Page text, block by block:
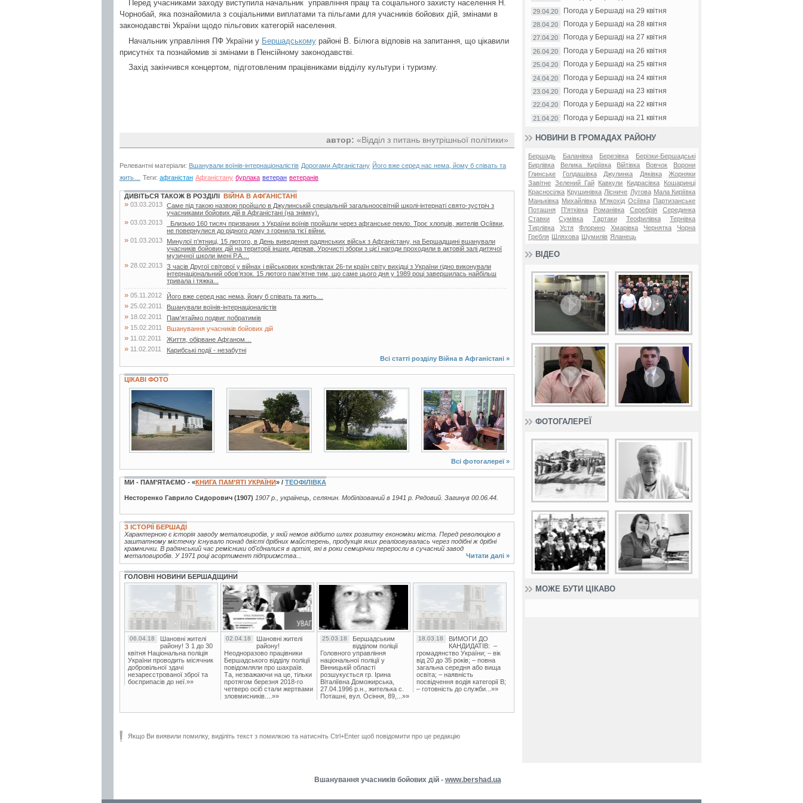
Перед учасниками заходу виступила начальник управління праці та соціального захисту населення Н.
Чорнобай, яка познайомила з соціальними виплатами та пільгами для учасників бойових дій, змінами в
законодавстві України щодо пільгових категорій населення.
Начальник управління ПФ України у Бершадському районі В. Білюга відповів на запитання, що цікавили
присутніх та познайомив зі змінами в Пенсійному законодавстві.
Захід закінчився концертом, підготовленим працівниками відділу культури і туризму.
автор: «Відділ з питань внутрішньої політики»
Релевантні матеріали: Вшанували воїнів-інтернаціоналістів Дорогами Афганістану Його вже серед нас нема, йому б співать та
жить…
Теги: афганістан Афганістану бурлака ветеран ветеранів
ДИВІТЬСЯ ТАКОЖ В РОЗДІЛІ ВІЙНА В АФГАНІСТАНІ
» 03.03.2013 Саме під такою назвою пройшло в Джулинській спеціальній загальноосвітній школі-інтернаті свято-зустріч з
учасниками бойових дій в Афганістані (на знімку).
» 03.03.2013
Близько 160 тисяч призваних з України воїнів пройшли через афганське пекло. Троє хлопців, жителів Осіївки,
не повернулися до рідного дому з горнила тієї війни.
» 01.03.2013
Минулої п’ятниці, 15 лютого, в День виведення радянських військ з Афганістану, на Бершадщині вшанували
учасників бойових дій на території інших держав. Урочисті збори з цієї нагоди проходили в актовій залі дитячої
музичної школи імені Р.А....
» 28.02.2013 З часів Другої світової у війнах і військових конфліктах 26-ти країн світу вихідці з України гідно виконували
інтернаціональний обов’язок. 15 лютого пам’ятне тим, що саме цього дня у 1989 році завершилась найбільш
тривала і тяжка...
» 05.11.2012 Його вже серед нас нема, йому б співать та жить…
» 25.02.2011 Вшанували воїнів-інтернаціоналістів
» 18.02.2011 Пам'ятаймо подвиг побратимів
» 15.02.2011 Вшанування учасників бойових дій
» 11.02.2011 Життя, обірване Афганом…
» 11.02.2011
Карибські події - незабутні
Всі статті розділу Війна в Афганістані »
ЦІКАВІ ФОТО
25 фото 3 фото
Всі фотогалереї »
МИ - ПАМ’ЯТАЄМО - «КНИГА ПАМ’ЯТІ УКРАЇНИ» / ТЕОФІЛІВКА
Несторенко Гаврило Сидорович (1907) 1907 р., українець, селянин. Мобілізований в 1941 р. Рядовий. Загинув 00.06.44.
З ІСТОРІЇ БЕРШАДІ
Характерною є історія заводу металовиробів, у якій немов відбито шлях розвитку економіки міста. Перед революцією в
заштатному містечку існувало понад двісті дрібних майстерень, продукція яких реалізовувалась через подібні ж дрібні
крамнички. В радянський час ремісники об'єдналися в артілі, які в роки семирічки переросли в сучасний завод
металовиробів. У 1971 році асортимент підприємства...
Читати далі »
ГОЛОВНІ НОВИНИ БЕРШАДЩИНИ
06.04.18
Шановні жителі
району! З 1 до 30
квітня Національна поліція
України проводить місячник
добровільної здачі
незареєстрованої зброї та
боєприпасів до неї.»»
02.04.18
Шановні жителі
району!
Неодноразово працівники
Бершадського відділу поліції
повідомляли про шахраїв.
Та, незважаючи на це, тільки
протягом березня 2018-го
четверо осіб стали жертвами
зловмисників....»»
25.03.18
Бершадським
відділом поліції
Головного управління
національної поліції у
Вінницькій області
розшукується гр. Ірина
Віталіївна Доможирська,
27.04.1996 р.н., жителька с.
Поташні, вул. Осіння, 89,...»»
18.03.18
ВИМОГИ ДО
КАНДИДАТІВ: –
громадянство України; – вік
від 20 до 35 років; – повна
загальна середня або вища
освіта; – наявність
посвідчення водія категорії В;
– готовність до служби...»»
Якщо Ви виявили помилку, виділіть текст з помилкою та натисніть Ctrl+Enter щоб повідомити про це редакцію
29.04.20 Погода у Бершаді на 29 квітня
28.04.20 Погода у Бершаді на 28 квітня
27.04.20 Погода у Бершаді на 27 квітня
26.04.20 Погода у Бершаді на 26 квітня
25.04.20 Погода у Бершаді на 25 квітня
24.04.20 Погода у Бершаді на 24 квітня
23.04.20 Погода у Бершаді на 23 квітня
22.04.20 Погода у Бершаді на 22 квітня
21.04.20 Погода у Бершаді на 21 квітня
НОВИНИ В ГРОМАДАХ РАЙОНУ
Бершадь Баланівка Березівка
Берізки-Бершадські
Бирлівка
Велика Киріївка Війтівка Вовчок
Ворони
Глинське
Голдашівка Джулинка Дяківка
Жорняки
Завітне Зелений Гай Кавкули Кидрасівка
Кошаринці
Красносілка Крушинівка Лісниче Лугова Мала Киріївка
Маньківка Михайлівка М'якохід Осіївка
Партизанське
Поташня
П'ятківка Романівка Серебрія
Серединка
Ставки
Сумівка Тартаки Теофилівка
Тернівка
Тирлівка
Устя Флорино Хмарівка Чернятка
Чорна
Гребля
Шляхова Шумилів Яланець
ВІДЕО
ФОТОГАЛЕРЕЇ
МОЖЕ БУТИ ЦІКАВО
Вшанування учасників бойових дій - www.bershad.ua